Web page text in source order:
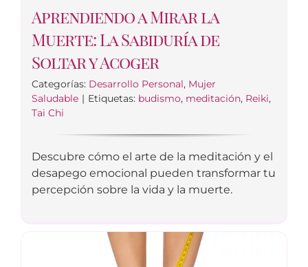
Aprendiendo a Mirar la
Muerte: La Sabiduría de
Soltar y Acoger
Categorías: Desarrollo Personal, Mujer
Saludable | Etiquetas: budismo, meditación, Reiki,
Tai Chi
Descubre cómo el arte de la meditación y el
desapego emocional pueden transformar tu
percepción sobre la vida y la muerte.